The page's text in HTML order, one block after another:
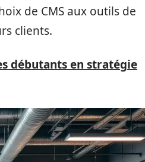
de CMS aux outils de
clients.
débutants en stratégie